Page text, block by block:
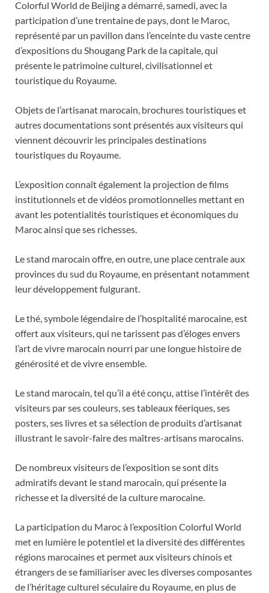
Colorful World de Beijing a démarré, samedi, avec la
participation d’une trentaine de pays, dont le Maroc,
représenté par un pavillon dans l’enceinte du vaste centre
d’expositions du Shougang Park de la capitale, qui
présente le patrimoine culturel, civilisationnel et
touristique du Royaume.
Objets de l’artisanat marocain, brochures touristiques et
autres documentations sont présentés aux visiteurs qui
viennent découvrir les principales destinations
touristiques du Royaume.
L’exposition connaît également la projection de films
institutionnels et de vidéos promotionnelles mettant en
avant les potentialités touristiques et économiques du
Maroc ainsi que ses richesses.
Le stand marocain offre, en outre, une place centrale aux
provinces du sud du Royaume, en présentant notamment
leur développement fulgurant.
Le thé, symbole légendaire de l’hospitalité marocaine, est
offert aux visiteurs, qui ne tarissent pas d’éloges envers
l’art de vivre marocain nourri par une longue histoire de
générosité et de vivre ensemble.
Le stand marocain, tel qu’il a été conçu, attise l’intérêt des
visiteurs par ses couleurs, ses tableaux féeriques, ses
posters, ses livres et sa sélection de produits d’artisanat
illustrant le savoir-faire des maîtres-artisans marocains.
De nombreux visiteurs de l’exposition se sont dits
admiratifs devant le stand marocain, qui présente la
richesse et la diversité de la culture marocaine.
La participation du Maroc à l’exposition Colorful World
met en lumière le potentiel et la diversité des différentes
régions marocaines et permet aux visiteurs chinois et
étrangers de se familiariser avec les diverses composantes
de l’héritage culturel séculaire du Royaume, en plus de